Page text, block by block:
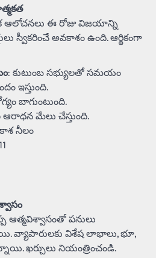
ఆలోచనలు ఈ రోజు విజయాన్ని
స్వీకరించే అవకాశం ఉంది. ఆర్థికంగా
: కుటుంబ సభ్యులతో సమయం
ఇస్తుంది.
బాగుంటుంది.
ఆరాధన మేలు చేస్తుంది.
నీలం
పనులు
వ్యాపారులకు విశేష లాభాలు, భూ,
ఖర్చులు నియంత్రించండి.